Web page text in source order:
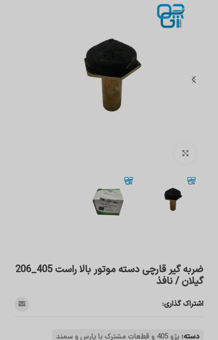
ضربه گیر قارچی دسته موتور بالا راست 405_206
گیلان / نافذ
اشتراک گذاری:
دسته: پژو 405 و قطعات مشترک با پارس و سمند